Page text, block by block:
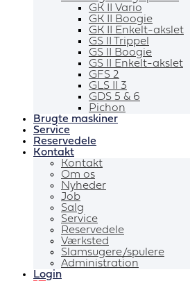
GK II Vario
GK II Boogie
GK II Enkelt-akslet
GS II Trippel
GS II Boogie
GS II Enkelt-akslet
GFS 2
GLS II 3
GDS 5 & 6
Pichon
Brugte maskiner
Service
Reservedele
Kontakt
Kontakt
Om os
Nyheder
Job
Salg
Service
Reservedele
Værksted
Slamsugere/spulere
Administration
Login